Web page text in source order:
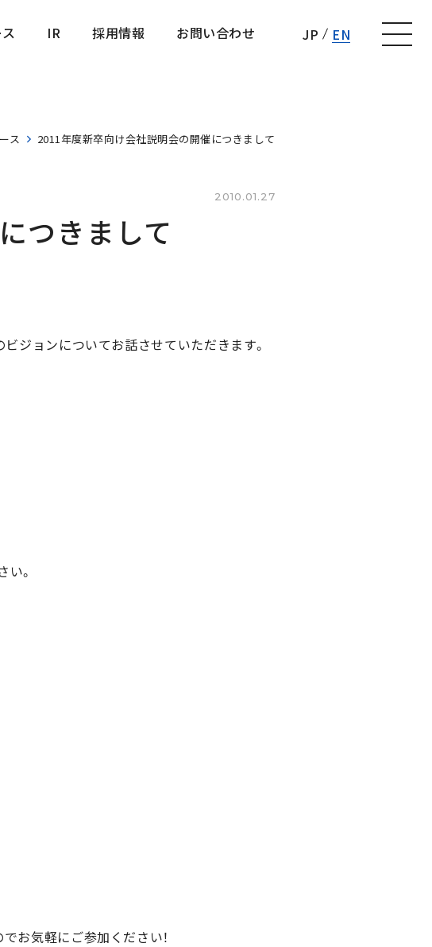
IR
採用情報
お問い合わせ
JP EN
ス 2011年度新卒向け会社説明会の開催につきまして
2010.01.27
つきまして
ジョンについてお話させていただきます。
。
お気軽にご参加ください！